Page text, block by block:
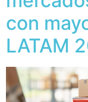
con
LATAM